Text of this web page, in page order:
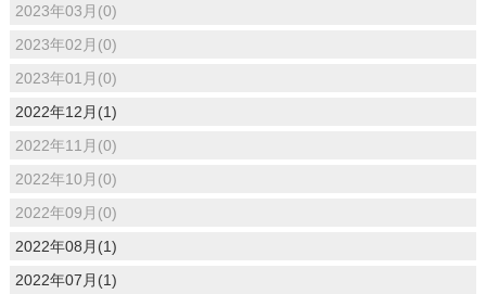
2023年03月(0)
2023年02月(0)
2023年01月(0)
2022年12月(1)
2022年11月(0)
2022年10月(0)
2022年09月(0)
2022年08月(1)
2022年07月(1)